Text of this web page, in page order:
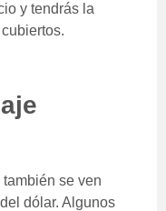
y tendrás la
se ven
dólar. Algunos